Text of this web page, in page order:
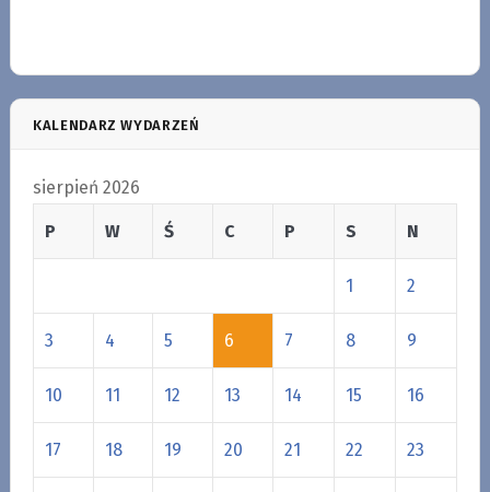
KALENDARZ WYDARZEŃ
sierpień 2026
P W Ś C P S N
1 2
3 4 5 6 7 8 9
10 11 12 13 14 15 16
17 18 19 20 21 22 23